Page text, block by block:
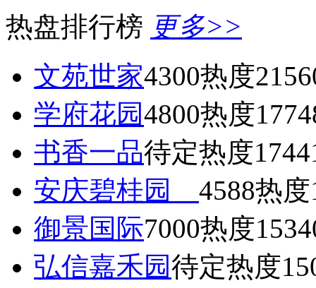
热盘排行榜 更多>>
文苑世家4300热度
学府花园4800热度
书香一品待定热度
安庆碧桂园 4588热度
御景国际7000热度
弘信嘉禾园待定热度